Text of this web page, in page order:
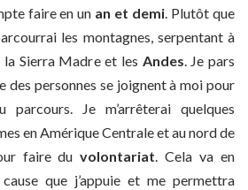
faire en un an et demi. Plutôt que
les montagnes, serpentant à
la Sierra Madre et les Andes. Je pars
des personnes se joignent à moi pour
parcours. Je m’arrêterai quelques
en Amérique Centrale et au nord de
faire duvolontariat. Cela va en
que j’appuie et me permettra